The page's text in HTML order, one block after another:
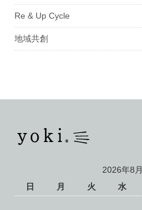
Re & Up Cycle
地域共創
2026年8月
日
月 火 水